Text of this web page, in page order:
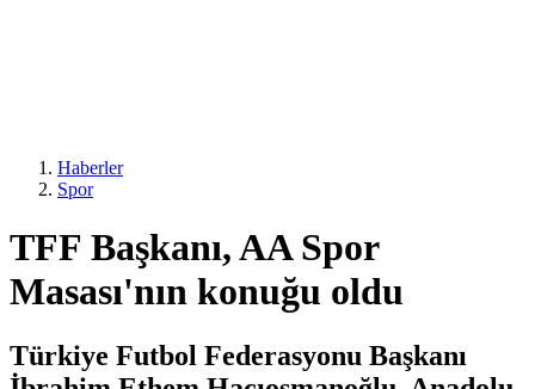
Haberler
Spor
TFF Başkanı, AA Spor
Masası'nın konuğu oldu
Türkiye Futbol Federasyonu Başkanı